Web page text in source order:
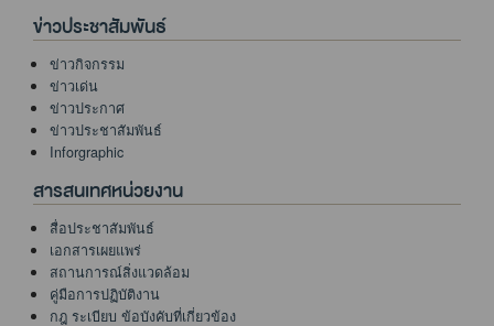
ข่าวประชาสัมพันธ์
ข่าวกิจกรรม
ข่าวเด่น
ข่าวประกาศ
ข่าวประชาสัมพันธ์
Inforgraphic
สารสนเทศหน่วยงาน
สื่อประชาสัมพันธ์
เอกสารเผยแพร่
สถานการณ์สิ่งแวดล้อม
คู่มือการปฏิบัติงาน
กฎ ระเบียบ ข้อบังคับที่เกี่ยวข้อง